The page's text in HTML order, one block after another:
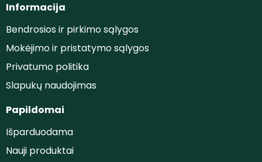
Informacija
Bendrosios ir pirkimo sąlygos
Mokėjimo ir pristatymo sąlygos
Privatumo politika
Slapukų naudojimas
Papildomai
Išparduodama
Nauji produktai